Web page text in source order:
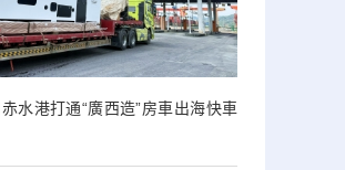
水港打通“廣西造”房車出海快車